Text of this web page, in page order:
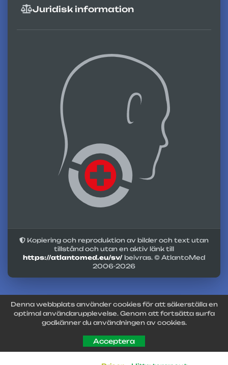
Juridisk information
Kopiering och reproduktion av bilder och text utan
tillstånd och utan en aktiv länk till
https://atlantomed.eu/sv/ beivras. © AtlantoMed
2006-2026
Denna webbplats använder cookies för att säkerställa en
optimal användarupplevelse. Genom att fortsätta surfa
godkänner du användningen av cookies.
Acceptera